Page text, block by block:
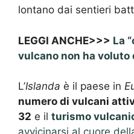
lontano dai sentieri
LEGGI ANCHE>>> La
vulcano non ha
L’Islanda è il paese in
numero di vulcani
32 e il turismo